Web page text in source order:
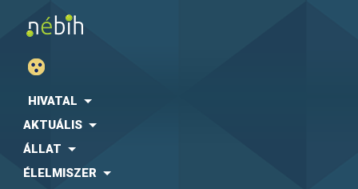
HIVATAL
AKTUÁLIS
ÁLLAT
ÉLELMISZER